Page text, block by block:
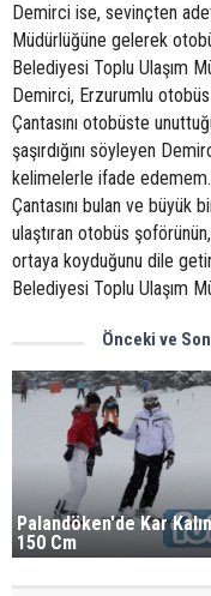
Demirci ise, sevinçten
Müdürlüğüne gelerek
Belediyesi Toplu Ulaşım
Demirci, Erzurumlu
Çantasını otobüste
şaşırdığını söyleyen
kelimelerle ifade edemem.
Çantasını bulan ve büyük
ulaştıran otobüs
ortaya koyduğunu dile
Belediyesi Toplu Ulaşım
Önceki ve
Palandöken'de Kar
150 Cm